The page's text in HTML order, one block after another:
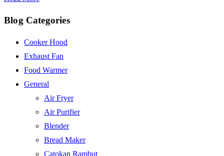
Blog Categories
Cooker Hood
Exhaust Fan
Food Warmer
General
Air Fryer
Air Purifier
Blender
Bread Maker
Catokan Rambut